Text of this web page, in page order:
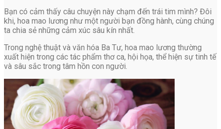
Bạn có cảm thấy câu chuyện này chạm đến trái tim mình? Đôi
khi, hoa mao lương như một người bạn đồng hành, cùng chúng
ta chia sẻ những cảm xúc sâu kín nhất.
Trong nghệ thuật và văn hóa Ba Tư, hoa mao lương thường
xuất hiện trong các tác phẩm thơ ca, hội họa, thể hiện sự tinh tế
và sâu sắc trong tâm hồn con người.